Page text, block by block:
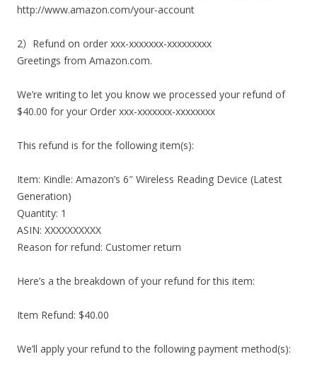
http://www.amazon.com/your-account
2）Refund on order xxx-xxxxxxx-xxxxxxxxx
Greetings from Amazon.com.
We’re writing to let you know we processed your refund of
$40.00 for your Order xxx-xxxxxxx-xxxxxxxx
This refund is for the following item(s):
Item: Kindle: Amazon’s 6″ Wireless Reading Device (Latest
Generation)
Quantity: 1
ASIN: XXXXXXXXXX
Reason for refund: Customer return
Here’s a the breakdown of your refund for this item:
Item Refund: $40.00
We’ll apply your refund to the following payment method(s):